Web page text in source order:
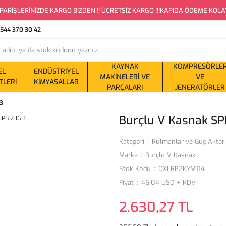
KARGO BİZDEN !! ÜCRETSİZ KARGO !!!KAPIDA ÖDEME
370 30 42
ENDÜSTRIYEL
KIMYASALLAR
KAYNAK
MAKINELERI VE
PARÇALARI
VE
JENERATÖRLER
Burçlu V Kasnak
Kategori
Rulmanlar ve Güç
Marka
Burçlu V Kasnak
Stok Kodu
QXLRB2KYM114
Fiyat
46,04 USD + KDV
2.630,27 TL